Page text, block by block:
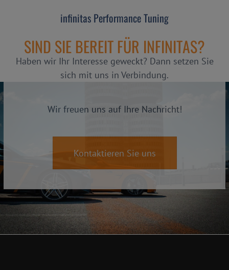
infinitas Performance Tuning
SIND SIE BEREIT FÜR INFINITAS?
Haben wir Ihr Interesse geweckt? Dann setzen Sie
sich mit uns in Verbindung.
Wir freuen uns auf Ihre Nachricht!
Kontaktieren Sie uns